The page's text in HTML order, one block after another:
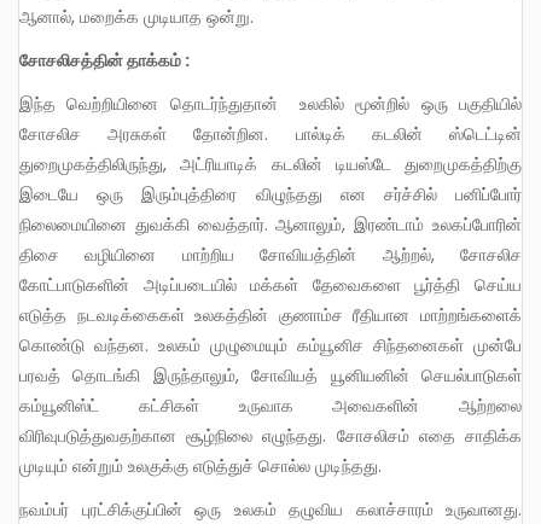
ஆனால், மறைக்க முடியாத ஒன்று.
சோசலிசத்தின் தாக்கம் :
இந்த வெற்றியினை தொடர்ந்துதான் உலகில் மூன்றில் ஒரு பகுதியில்
சோசலிச அரசுகள் தோன்றின. பால்டிக் கடலின் ஸ்டெட்டின்
துறைமுகத்திலிருந்து, அட்ரியாடிக் கடலின் டியஸ்டே துறைமுகத்திற்கு
இடையே ஒரு இரும்புத்திரை விழுந்தது என சர்ச்சில் பனிப்போர்
நிலைமையினை துவக்கி வைத்தார். ஆனாலும், இரண்டாம் உலகப்போரின்
திசை வழியினை மாற்றிய சோவியத்தின் ஆற்றல், சோசலிச
கோட்பாடுகளின் அடிப்படையில் மக்கள் தேவைகளை பூர்த்தி செய்ய
எடுத்த நடவடிக்கைகள் உலகத்தின் குணாம்ச ரீதியான மாற்றங்களைக்
கொண்டு வந்தன. உலகம் முழுமையும் கம்யூனிச சிந்தனைகள் முன்பே
பரவத் தொடங்கி இருந்தாலும், சோவியத் யூனியனின் செயல்பாடுகள்
கம்யூனிஸ்ட் கட்சிகள் உருவாக அவைகளின் ஆற்றலை
விரிவுபடுத்துவதற்கான சூழ்நிலை எழுந்தது. சோசலிசம் எதை சாதிக்க
முடியும் என்றும் உலகுக்கு எடுத்துச் சொல்ல முடிந்தது.
நவம்பர் புரட்சிக்குப்பின் ஒரு உலகம் தழுவிய கலாச்சாரம் உருவானது.